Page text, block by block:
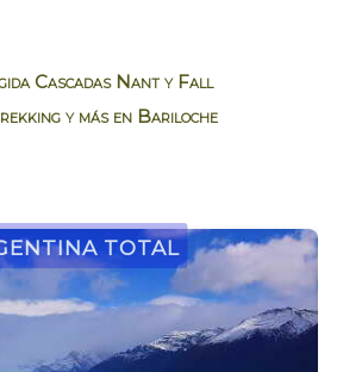
Cascadas Nant y Fall
y más en Bariloche
Total